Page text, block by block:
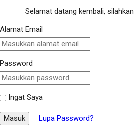
Selamat datang kembali,
Alamat Email
Password
Ingat Saya
Masuk Lupa Password?